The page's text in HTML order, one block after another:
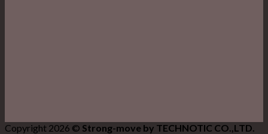
Copyright 2026 © Strong-move by TECHNOTIC CO.,LTD.